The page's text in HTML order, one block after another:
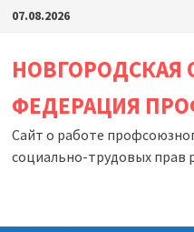
Перейти
содержимому
07.08.2026
НОВГОРОДСКАЯ
ФЕДЕРАЦИЯ
Сайт о работе
социально-трудовых прав